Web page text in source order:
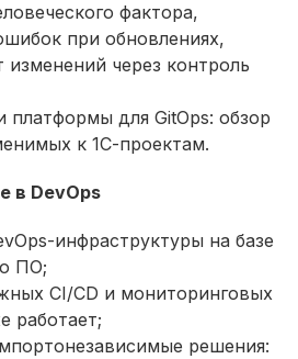
фактора,
при обновлениях,
изменений через контроль
платформы для GitOps: обзор
к 1С-проектам.
в DevOps
инфраструктуры на базе
ПО;
CI/CD и мониторинговых
работает;
решения: